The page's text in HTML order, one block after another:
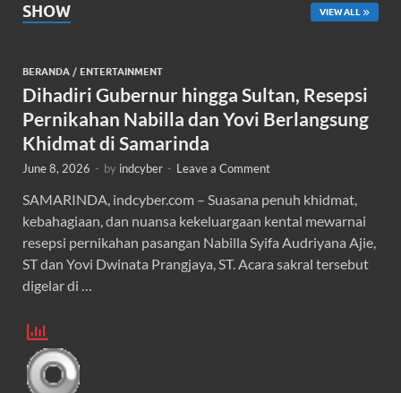
SHOW VIEW ALL
BERANDA / ENTERTAINMENT
Dihadiri Gubernur hingga Sultan, Resepsi
Pernikahan Nabilla dan Yovi Berlangsung
Khidmat di Samarinda
June 8, 2026 - by indcyber - Leave a Comment
SAMARINDA, indcyber.com – Suasana penuh khidmat,
kebahagiaan, dan nuansa kekeluargaan kental mewarnai
resepsi pernikahan pasangan Nabilla Syifa Audriyana Ajie,
ST dan Yovi Dwinata Prangjaya, ST. Acara sakral tersebut
digelar di …